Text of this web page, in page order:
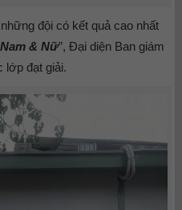
đội có kết quả cao nhất
& Nữ”, Đại diện Ban giám
lớp đạt giải.